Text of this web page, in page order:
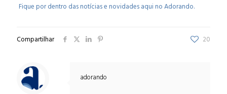
Fique por dentro das notícias e novidades aqui no Adorando.
Compartilhar 20
adorando